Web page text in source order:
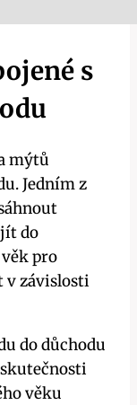
s
mýtů
Jedním z
do
pro
v závislosti
do důchodu
věku